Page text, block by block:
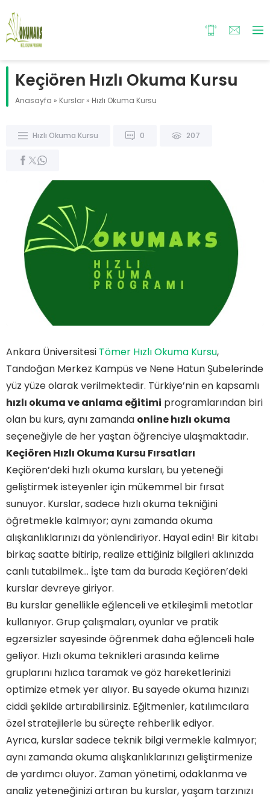
Keçiören Hızlı Okuma Kursu
Anasayfa » Kurslar » Hızlı Okuma Kursu
Hızlı Okuma Kursu 0 207
Ankara Üniversitesi Tömer Hızlı Okuma Kursu,
Tandoğan Merkez Kampüs ve Nene Hatun Şubelerinde
yüz yüze olarak verilmektedir. Türkiye’nin en kapsamlı
hızlı okuma ve anlama eğitimi programlarından biri
olan bu kurs, aynı zamanda online hızlı okuma
seçeneğiyle de her yaştan öğrenciye ulaşmaktadır.
Keçiören Hızlı Okuma Kursu Fırsatları
Keçiören’deki hızlı okuma kursları, bu yeteneği
geliştirmek isteyenler için mükemmel bir fırsat
sunuyor. Kurslar, sadece hızlı okuma tekniğini
öğretmekle kalmıyor; aynı zamanda okuma
alışkanlıklarınızı da yönlendiriyor. Hayal edin! Bir kitabı
birkaç saatte bitirip, realize ettiğiniz bilgileri aklınızda
canlı tutabilmek… İşte tam da burada Keçiören’deki
kurslar devreye giriyor.
Bu kurslar genellikle eğlenceli ve etkileşimli metotlar
kullanıyor. Grup çalışmaları, oyunlar ve pratik
egzersizler sayesinde öğrenmek daha eğlenceli hale
geliyor. Hızlı okuma teknikleri arasında kelime
gruplarını hızlıca taramak ve göz hareketlerinizi
optimize etmek yer alıyor. Bu sayede okuma hızınızı
ciddi şekilde artırabilirsiniz. Eğitmenler, katılımcılara
özel stratejilerle bu süreçte rehberlik ediyor.
Ayrıca, kurslar sadece teknik bilgi vermekle kalmıyor;
aynı zamanda okuma alışkanlıklarınızı geliştirmenize
de yardımcı oluyor. Zaman yönetimi, odaklanma ve
analiz yeteneğinizi artıran bu kurslar, yaşam tarzınızı